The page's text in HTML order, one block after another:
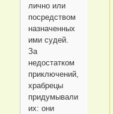
лично или
посредством
назначенных
ими судей.
За
недостатком
приключений,
храбрецы
придумывали
их: они